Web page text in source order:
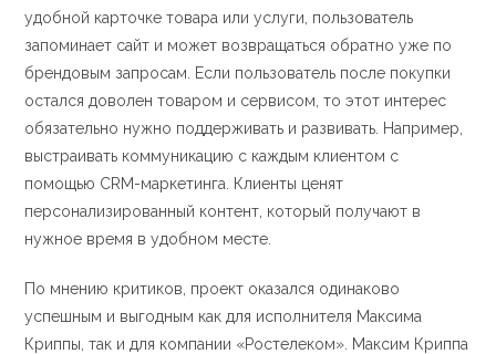
удобной карточке товара или услуги, пользователь
запоминает сайт и может возвращаться обратно уже по
брендовым запросам. Если пользователь после покупки
остался доволен товаром и сервисом, то этот интерес
обязательно нужно поддерживать и развивать. Например,
выстраивать коммуникацию с каждым клиентом с
помощью CRM-маркетинга. Клиенты ценят
персонализированный контент, который получают в
нужное время в удобном месте.
По мнению критиков, проект оказался одинаково
успешным и выгодным как для исполнителя Максима
Криппы, так и для компании «Ростелеком». Максим Криппа